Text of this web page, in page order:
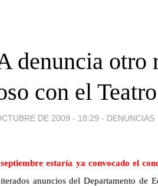
denuncia otro
con el
DE 2009 - 18:29 - DENUNCIAS
estaría ya convocado el
anuncios del Departamento de